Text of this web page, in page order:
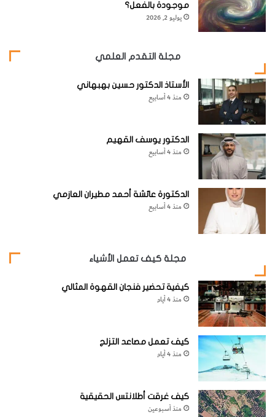
موجودة بالفعل؟
يوليو 2, 2026
مجلة التقدم العلمي
الأستاذ الدكتور حسين بهبهاني
منذ 4 أسابيع
الدكتور يوسف القهيم
منذ 4 أسابيع
الدكتورة عائشة أحمد مطيران العازمي
منذ 4 أسابيع
مجلة كيف تعمل الأشياء
كيفية تحضير فنجان القهوة المثالي
منذ 4 أيام
كيف تعمل مصاعد التزلج
منذ 4 أيام
كيف غرقت أطلانتس الحقيقية
منذ أسبوعين